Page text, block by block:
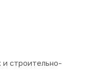
и строительно-